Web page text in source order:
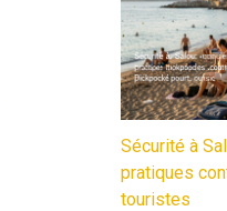
Sécurité à
pratiques
touristes